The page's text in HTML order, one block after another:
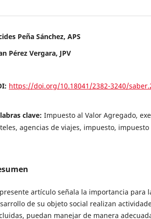
Peña Sánchez, APS
Pérez Vergara, JPV
https://doi.org/10.18041/2382-3240/
clave: Impuesto al Valor Agregado,
agencias de viajes, impuesto,
artículo señala la importancia para
de su objeto social realizan
puedan manejar de manera